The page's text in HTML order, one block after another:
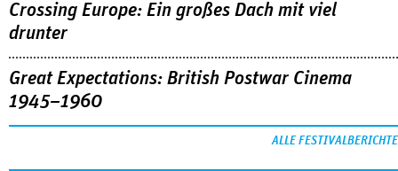
Crossing Europe: Ein großes Dach mit viel
drunter
Great Expectations: British Postwar Cinema
1945–1960
ALLE FESTIVALBERICHTE